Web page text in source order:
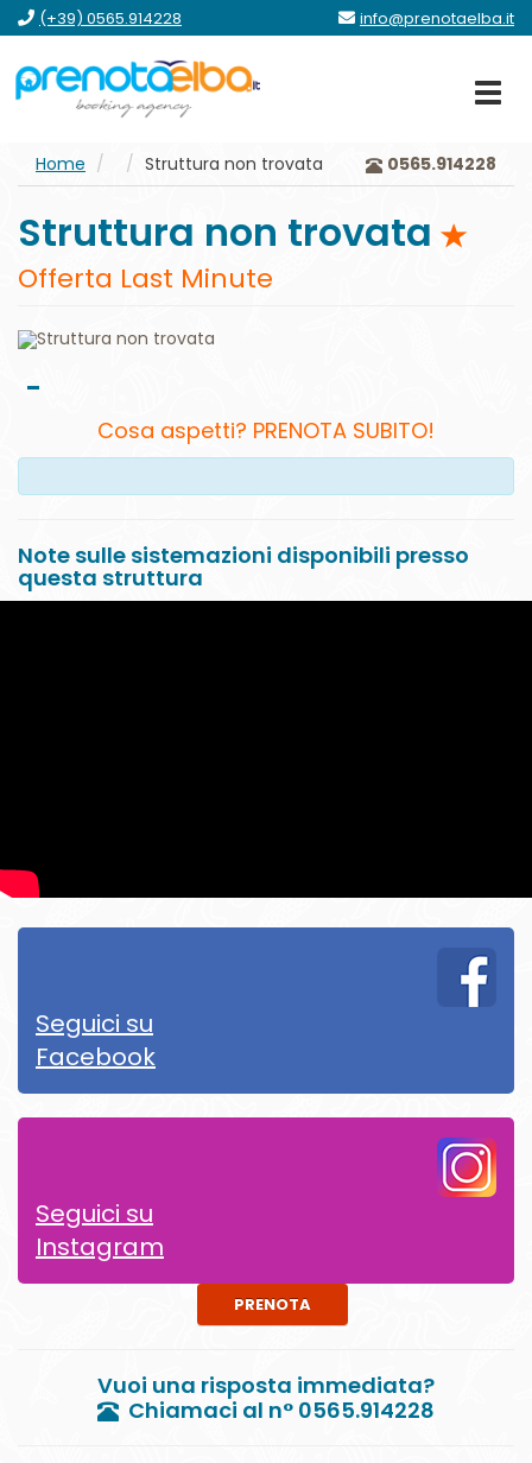
al
menu
al
contenuto
principale
al
form
al
footer
(+39) 0565.914228 info@prenotaelba.it
Home Struttura non trovata 0565.914228
Struttura non trovata
Offerta Last Minute
-
Cosa aspetti? PRENOTA SUBITO!
Note sulle sistemazioni disponibili presso
questa struttura
Seguici su
Facebook
Seguici su
Instagram
PRENOTA
Vuoi una risposta immediata?
Chiamaci al n° 0565.914228